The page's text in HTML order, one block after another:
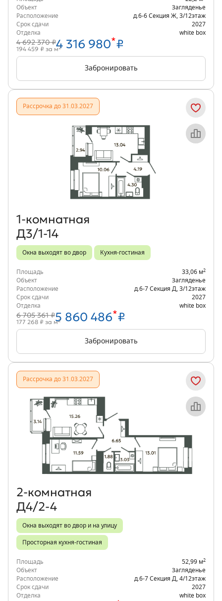
Объект
Загляденье
Расположение
д.6-6 Секция Ж 3/12этаж
Срок сдачи
2027
Отделка
white box
4 692 370 ₽4 316 980*₽
194 459 ₽ за м2
Забронировать
Рассрочка до 31.03.2027
Объект месяца
1‑комнатная
Д3/1-14
Окна выходят во двор Кухня-гостиная
Площадь 33,06 м2
Объект
Загляденье
Расположение
д.6-7 Секция Д 3/12этаж
Срок сдачи
2027
Отделка
white box
6 705 361 ₽5 860 486*₽
177 268 ₽ за м2
Забронировать
Рассрочка до 31.03.2027
Объект месяца
2‑комнатная
Д4/2-4
Окна выходят во двор и на улицу
Просторная кухня-гостиная
Площадь 52,99 м2
Объект
Загляденье
Расположение
д.6-7 Секция Д 4/12этаж
Срок сдачи
2027
Отделка
white box